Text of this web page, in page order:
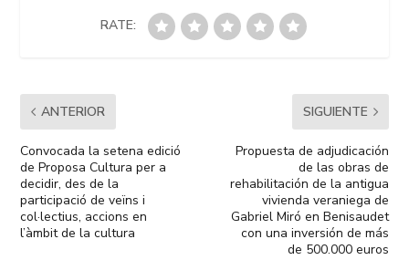
RATE:
ANTERIOR
Convocada la setena edició
de Proposa Cultura per a
decidir, des de la
participació de veïns i
col·lectius, accions en
l’àmbit de la cultura
SIGUIENTE
Propuesta de adjudicación
de las obras de
rehabilitación de la antigua
vivienda veraniega de
Gabriel Miró en Benisaudet
con una inversión de más
de 500.000 euros